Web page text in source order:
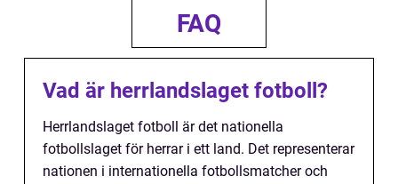
FAQ
Vad är herrlandslaget fotboll?
Herrlandslaget fotboll är det nationella
fotbollslaget för herrar i ett land. Det representerar
nationen i internationella fotbollsmatcher och